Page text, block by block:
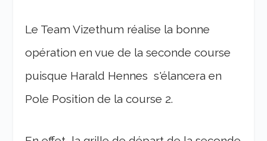
Le Team Vizethum réalise la bonne
opération en vue de la seconde course
puisque Harald Hennes s'élancera en
Pole Position de la course 2.